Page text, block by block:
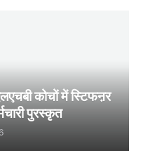
कोचों में स्टिफऩर
पुरस्कृत